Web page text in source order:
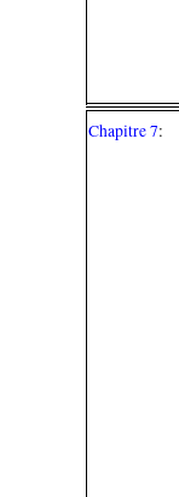
Chapitre 7: